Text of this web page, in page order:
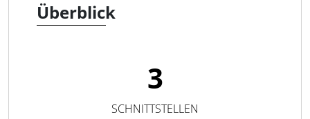
Überblick
3
SCHNITTSTELLEN